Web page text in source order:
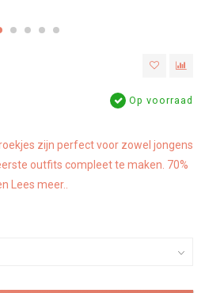
Op voorraad
zijn perfect voor zowel jongens
outfits compleet te maken. 70%
Lees meer..